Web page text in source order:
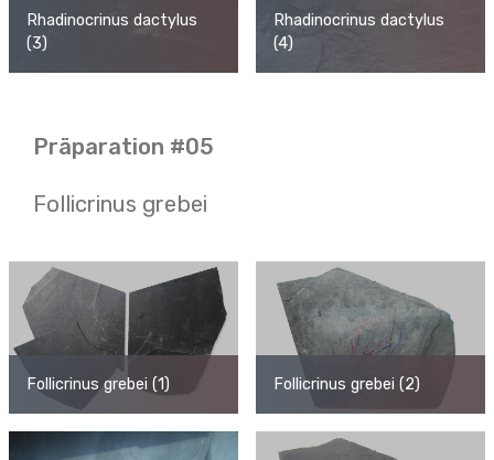
Rhadinocrinus dactylus
(3)
Rhadinocrinus dactylus
(4)
Präparation #05
Follicrinus grebei
Follicrinus grebei (1) Follicrinus grebei (2)